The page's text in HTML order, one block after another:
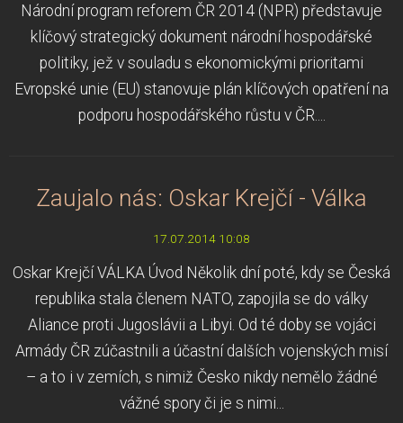
Národní program reforem ČR 2014 (NPR) představuje
klíčový strategický dokument národní hospodářské
politiky, jež v souladu s ekonomickými prioritami
Evropské unie (EU) stanovuje plán klíčových opatření na
podporu hospodářského růstu v ČR....
Zaujalo nás: Oskar Krejčí - Válka
17.07.2014 10:08
Oskar Krejčí VÁLKA Úvod Několik dní poté, kdy se Česká
republika stala členem NATO, zapojila se do války
Aliance proti Jugoslávii a Libyi. Od té doby se vojáci
Armády ČR zúčastnili a účastní dalších vojenských misí
– a to i v zemích, s nimiž Česko nikdy nemělo žádné
vážné spory či je s nimi...